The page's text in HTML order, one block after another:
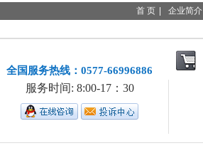
首 页 企业简介
全国服务热线：0577-66996886
服务时间: 8:00-17：30